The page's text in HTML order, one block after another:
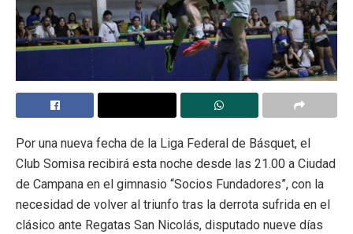
Por una nueva fecha de la Liga Federal de Básquet, el
Club Somisa recibirá esta noche desde las 21.00 a Ciudad
de Campana en el gimnasio “Socios Fundadores”, con la
necesidad de volver al triunfo tras la derrota sufrida en el
clásico ante Regatas San Nicolás, disputado nueve días